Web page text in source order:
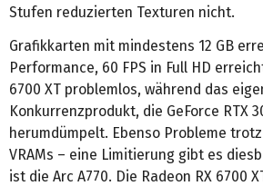
Stufen reduzierten Texturen nicht.
Grafikkarten mit mindestens 12 GB
Performance, 60 FPS in Full HD
6700 XT problemlos, während das
Konkurrenzprodukt, die GeForce RTX
herumdümpelt. Ebenso Probleme
VRAMs – eine Limitierung gibt es
ist die Arc A770. Die Radeon RX 6700